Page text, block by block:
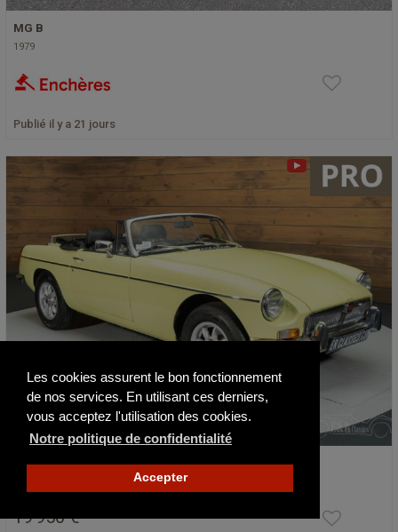
Les cookies assurent le bon fonctionnement
de nos services. En utilisant ces derniers,
vous acceptez l'utilisation des cookies.
Notre politique de confidentialité
Accepter
MG B
1979
Publié il y a 21 jours
MG B
19 950 €